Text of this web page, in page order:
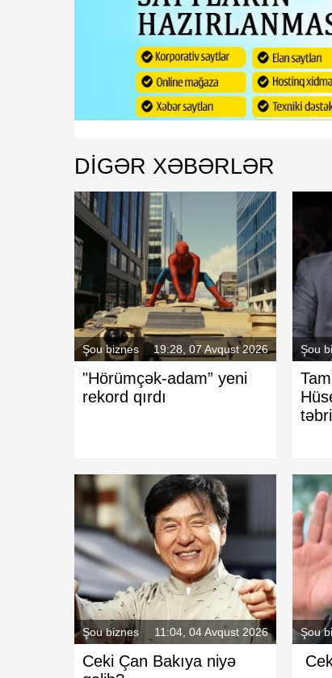
DIGƏR XƏBƏRLƏR
Şou biznes 19:28, 07 Avqust 2026
"Hörümçək-adam” yeni
rekord qırdı
Şou
Şou biznes 11:04, 04 Avqust 2026
Ceki Çan Bakıya niyə
Şou